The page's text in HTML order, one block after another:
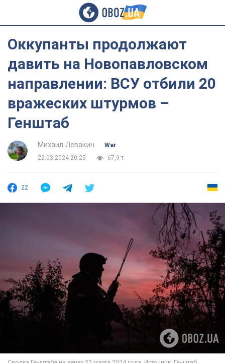
Оккупанты продолжают
давить на Новопавловском
направлении: ВСУ отбили 20
вражеских штурмов –
Генштаб
Михаил Левакин
War
22.03.2024 20:25
67,9 т.
22